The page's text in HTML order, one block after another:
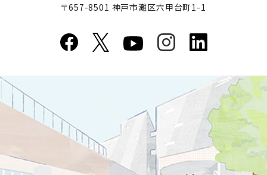
〒657-8501 神戸市灘区六甲台町1-1